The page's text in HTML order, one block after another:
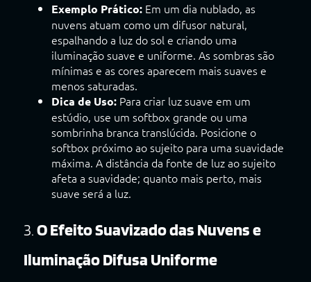
Exemplo Prático:Em um dia nublado, as
nuvens atuam como um difusor natural,
espalhando a luz do sol e criando uma
iluminação suave e uniforme. As sombras são
mínimas e as cores aparecem mais suaves e
menos saturadas.
Dica de Uso:Para criar luz suave em um
estúdio, use um softbox grande ou uma
sombrinha branca translúcida. Posicione o
softbox próximo ao sujeito para uma suavidade
máxima. A distância da fonte de luz ao sujeito
afeta a suavidade; quanto mais perto, mais
suave será a luz.
3.O Efeito Suavizado das Nuvens e
Iluminação Difusa Uniforme